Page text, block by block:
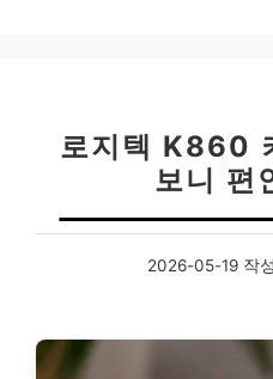
로지텍 K860
보니 편
2026-05-19 작